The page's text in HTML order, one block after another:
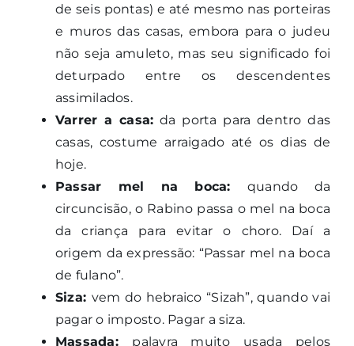
de seis pontas) e até mesmo nas porteiras
e muros das casas, embora para o judeu
não seja amuleto, mas seu significado foi
deturpado entre os descendentes
assimilados.
Varrer a casa: da porta para dentro das
casas, costume arraigado até os dias de
hoje.
Passar mel na boca: quando da
circuncisão, o Rabino passa o mel na boca
da criança para evitar o choro. Daí a
origem da expressão: “Passar mel na boca
de fulano”.
Siza: vem do hebraico “Sizah”, quando vai
pagar o imposto. Pagar a siza.
Massada: palavra muito usada pelos